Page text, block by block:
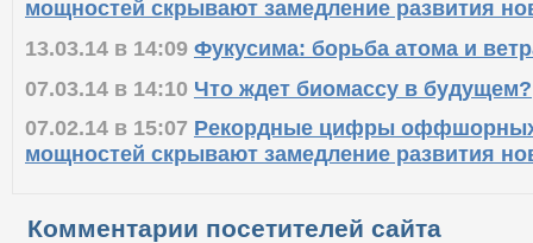
мощностей скрывают замедление развития
13.03.14 в 14:09 Фукусима: борьба атома и
07.03.14 в 14:10 Что ждет биомассу в будущем?
07.02.14 в 15:07 Рекордные цифры
мощностей скрывают замедление развития
Комментарии посетителей сайта